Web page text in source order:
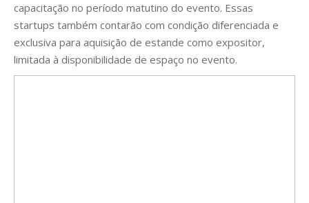
capacitação no período matutino do evento. Essas
startups também contarão com condição diferenciada e
exclusiva para aquisição de estande como expositor,
limitada à disponibilidade de espaço no evento.